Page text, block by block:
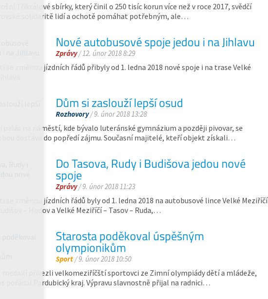
Tříkrálové sbírky, který činil o 250 tisíc korun více než v roce 2017, svědčí
solidaritě lidí a ochotě pomáhat potřebným, ale…
Nové autobusové spoje jedou i na Jihlavu
Zprávy/ 12. únor 2018 8:29
se změnou jízdních řádů přibyly od 1. ledna 2018 nové spoje i na trase Velké
Dům si zaslouží lepší osud
Rozhovory/ 9. únor 2018 13:28
palác na náměstí, kde bývalo luteránské gymnázium a později pivovar, se
dostává do popředí zájmu. Současní majitelé, kteří objekt získali…
Do Tasova, Rudy i Budišova jedou nové
spoje
Zprávy/ 9. únor 2018 11:23
se změnou jízdních řádů byly od 1. ledna 2018 na autobusové lince Velké Meziříčí
– Hodov a Velké Meziříčí – Tasov – Ruda,…
Starosta poděkoval úspěšným
olympionikům
Sport/ 9. únor 2018 10:50
medailí přivezli velkomeziříčští sportovci ze Zimní olympiády dětí a mládeže,
pořádal Pardubický kraj. Výpravu slavnostně přijal na radnici…